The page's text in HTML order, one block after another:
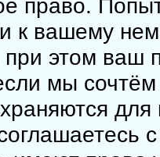
право.
к вашему
этом ваш
мы
для